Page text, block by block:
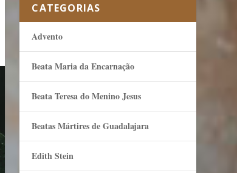
CATEGORIAS
Advento
Beata Maria da Encarnação
Beata Teresa do Menino Jesus
Beatas Mártires de Guadalajara
Edith Stein